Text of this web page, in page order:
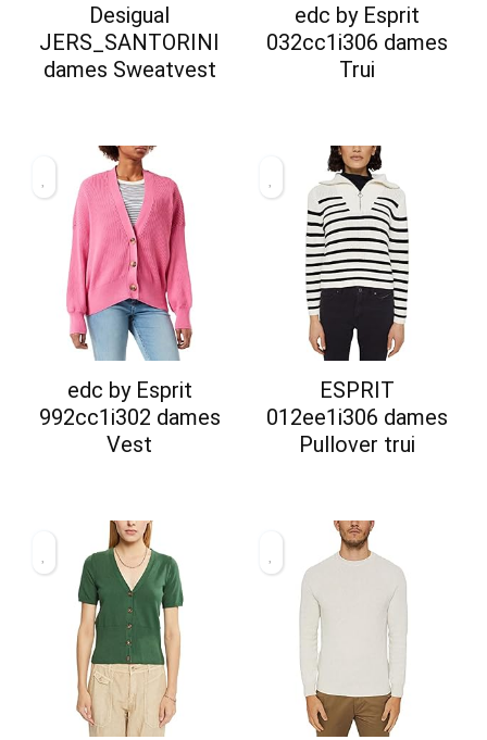
Desigual
JERS_SANTORINI
dames Sweatvest
edc by Esprit
032cc1i306 dames
Trui
edc by Esprit
992cc1i302 dames
Vest
ESPRIT
012ee1i306 dames
Pullover trui